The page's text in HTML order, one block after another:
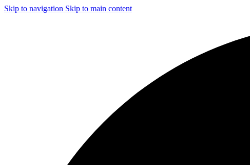
Skip to navigation Skip to main content